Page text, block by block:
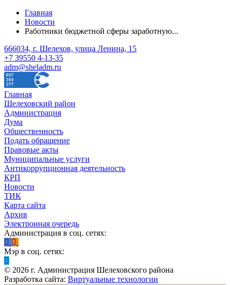
Главная
Новости
Работники бюджетной сферы заработную...
666034, г. Шелехов, улица Ленина, 15
+7 39550 4-13-35
adm@sheladm.ru
Главная
Шелеховский район
Администрация
Дума
Общественность
Подать обращение
Правовые акты
Муниципальные услуги
Антикоррупционная деятельность
КРП
Новости
ТИК
Карта сайта
Архив
Электронная очередь
Администрация в соц. сетях:
Мэр в соц. сетях:
© 2026 г. Администрация Шелеховского района
Разработка сайта: Виртуальные технологии